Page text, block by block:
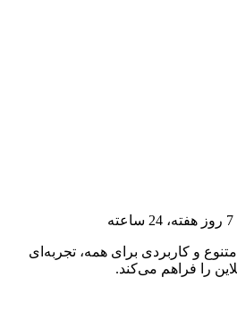
و کاربردی برای همه، تجربه‌ای
را فراهم می‌کند.